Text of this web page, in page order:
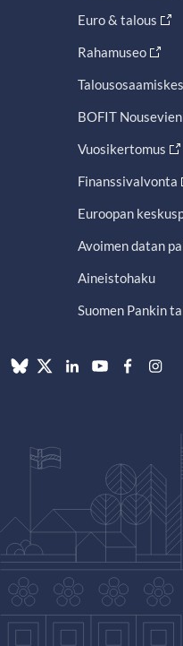
Euro & talous
Rahamuseo
BOFIT
Vuosikertomus
Finanssivalvonta
Euroopan
Avoimen datan
Aineistohaku
Suomen Pankin